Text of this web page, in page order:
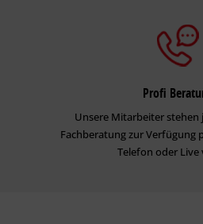
Profi
Unsere Mitarbeiter stehen
Fachberatung zur Verfügung
Telefon oder Live